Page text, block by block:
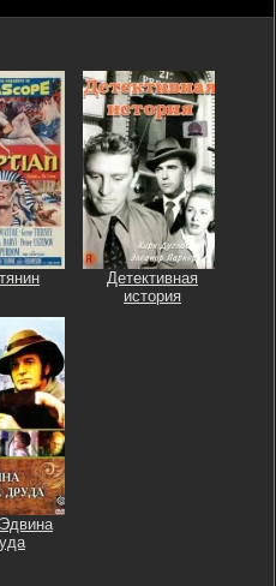
Детективная
история